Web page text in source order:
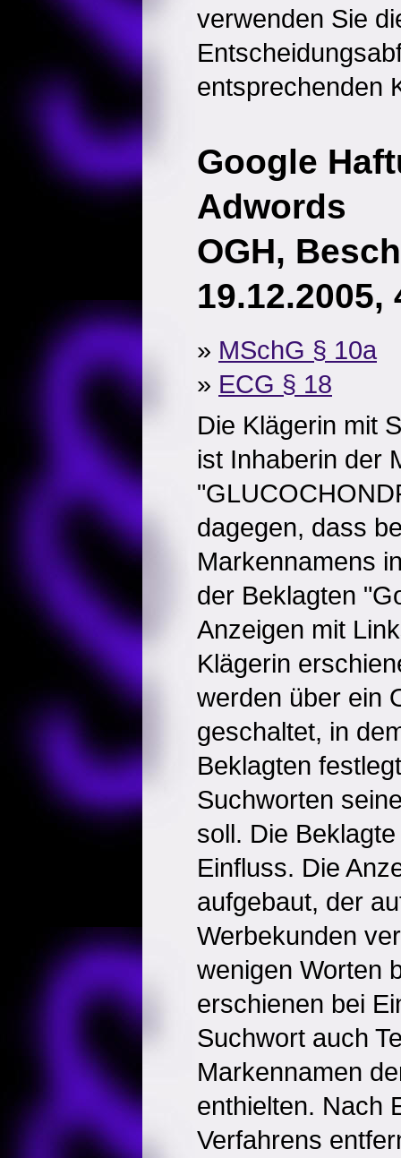
verwenden Sie
entsprechenden
Google
Adwords
OGH,
19.12.2005,
» MSchG § 10a
» ECG § 18
Die Klägerin mit
ist Inhaberin der
dagegen, dass
Markennamens
der Beklagten
Anzeigen mit
Klägerin
werden über ein
geschaltet, in
Beklagten
Suchworten
soll. Die
Einfluss. Die
aufgebaut, der
Werbekunden
wenigen Worten
erschienen bei
Suchwort auch
Markennamen
enthielten. Nach
Verfahrens